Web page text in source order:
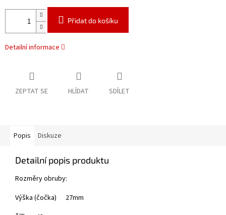
Přidat do košíku
Detailní informace
ZEPTAT SE HLÍDAT SDÍLET
Popis Diskuze
Detailní popis produktu
Rozměry obruby:
Výška (čočka) 27mm